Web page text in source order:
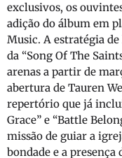
exclusivos, os
adição do álbum em
Music. A estratégia
da “Song Of The
arenas a partir de
abertura de Tauren
repertório que já
Grace” e “Battle
missão de guiar a
bondade e a presença